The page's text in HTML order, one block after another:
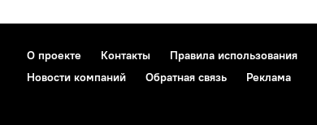
О проекте Контакты Правила использования
Новости компаний
Обратная связь Реклама